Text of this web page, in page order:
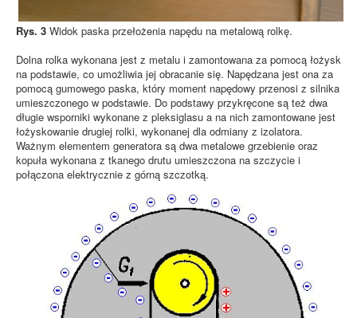
Rys. 3 Widok paska przełożenia napędu na metalową rolkę.
Dolna rolka wykonana jest z metalu i zamontowana za pomocą łożysk
na podstawie, co umożliwia jej obracanie się. Napędzana jest ona za
pomocą gumowego paska, który moment napędowy przenosi z silnika
umieszczonego w podstawie. Do podstawy przykręcone są też dwa
długie wsporniki wykonane z pleksiglasu a na nich zamontowane jest
łożyskowanie drugiej rolki, wykonanej dla odmiany z izolatora.
Ważnym elementem generatora są dwa metalowe grzebienie oraz
kopuła wykonana z tkanego drutu umieszczona na szczycie i
połączona elektrycznie z górną szczotką.